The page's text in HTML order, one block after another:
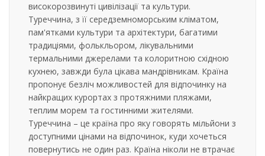
високорозвинуті цивілізації та культури.
Туреччина, з її середземноморським кліматом,
пам'ятками культури та архітектури, багатими
традиціями, фолькльором, лікувальними
термальними джерелами та колоритною східною
кухнею, завжди була цікава мандрівникам. Країна
пропонує безліч можливостей для відпочинку на
найкращих курортах з протяжними пляжами,
теплим морем та гостинними жителями.
Туреччина – це країна про яку говорять мільйони з
доступними цінами на відпочинок, куди хочеться
повернутись не один раз. Країна ніколи не втрачає